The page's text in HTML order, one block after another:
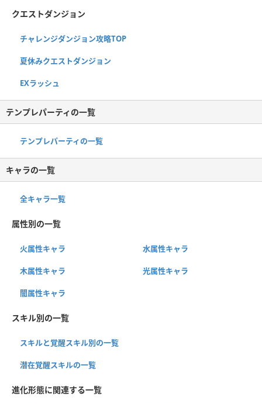
クエストダンジョン
チャレンジダンジョン攻略TOP
夏休みクエストダンジョン
EXラッシュ
テンプレパーティの一覧
テンプレパーティの一覧
キャラの一覧
全キャラ一覧
属性別の一覧
火属性キャラ 水属性キャラ
木属性キャラ 光属性キャラ
闇属性キャラ
スキル別の一覧
スキルと覚醒スキル別の一覧
潜在覚醒スキルの一覧
進化形態に関連する一覧